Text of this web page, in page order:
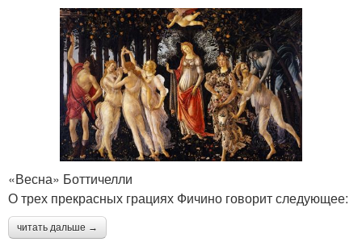
«Весна» Боттичелли
О трех прекрасных грациях Фичино говорит следующее:
читать дальше →